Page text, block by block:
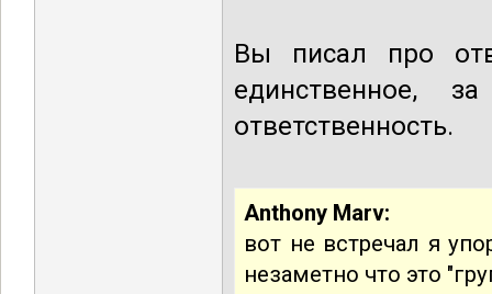
Вы писал про
единственное,
ответственность.
Anthony Marv:
вот не встречал я
незаметно что это